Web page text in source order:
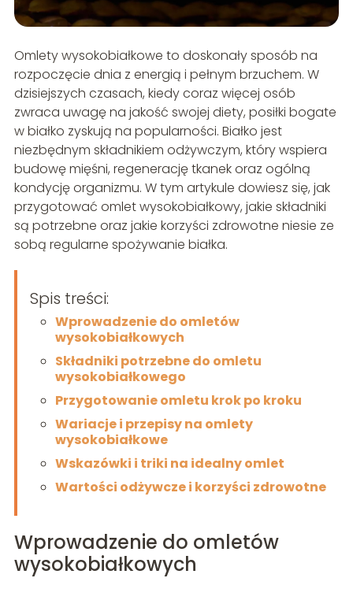
Omlety wysokobiałkowe to doskonały sposób na
rozpoczęcie dnia z energią i pełnym brzuchem. W
dzisiejszych czasach, kiedy coraz więcej osób
zwraca uwagę na jakość swojej diety, posiłki bogate
w białko zyskują na popularności. Białko jest
niezbędnym składnikiem odżywczym, który wspiera
budowę mięśni, regenerację tkanek oraz ogólną
kondycję organizmu. W tym artykule dowiesz się, jak
przygotować omlet wysokobiałkowy, jakie składniki
są potrzebne oraz jakie korzyści zdrowotne niesie ze
sobą regularne spożywanie białka.
Spis treści:
Wprowadzenie do omletów
wysokobiałkowych
Składniki potrzebne do omletu
wysokobiałkowego
Przygotowanie omletu krok po kroku
Wariacje i przepisy na omlety
wysokobiałkowe
Wskazówki i triki na idealny omlet
Wartości odżywcze i korzyści zdrowotne
Wprowadzenie do omletów
wysokobiałkowych